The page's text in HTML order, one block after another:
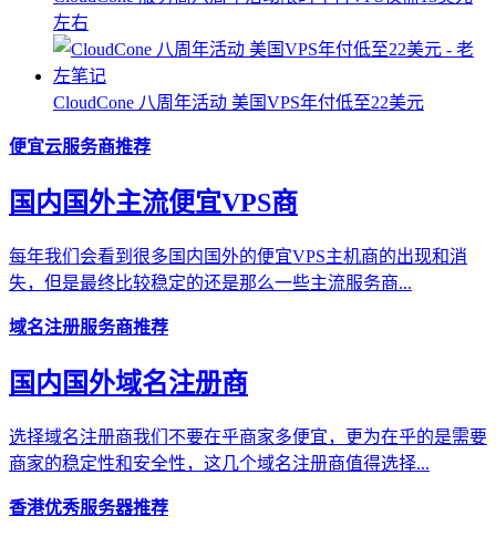
左右
CloudCone 八周年活动 美国VPS年付低至22美元
便宜云服务商推荐
国内国外主流便宜VPS商
每年我们会看到很多国内国外的便宜VPS主机商的出现和消
失，但是最终比较稳定的还是那么一些主流服务商...
域名注册服务商推荐
国内国外域名注册商
选择域名注册商我们不要在乎商家多便宜，更为在乎的是需要
商家的稳定性和安全性，这几个域名注册商值得选择...
香港优秀服务器推荐